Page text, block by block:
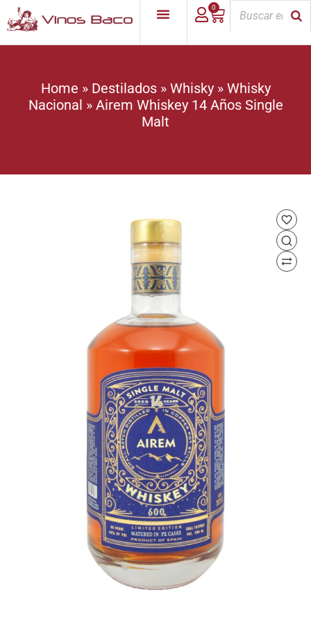
0
Home » Destilados» Whisky» Whisky
Nacional » Airem Whiskey 14 Años Single
Malt